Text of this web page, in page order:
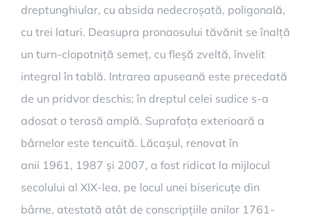
dreptunghiular, cu absida nedecroșată, poligonală,
cu trei laturi. Deasupra pronaosului tăvănit se înalță
un turn-clopotniță semeț, cu fleșă zveltă, învelit
integral în tablă. Intrarea apuseană este precedată
de un pridvor deschis; în dreptul celei sudice s-a
adosat o terasă amplă. Suprafața exterioară a
bârnelor este tencuită. Lăcașul, renovat în
anii 1961, 1987 și 2007, a fost ridicat la mijlocul
secolului al XIX-lea, pe locul unei bisericuțe din
bârne, atestată atât de conscripțiile anilor 1761-